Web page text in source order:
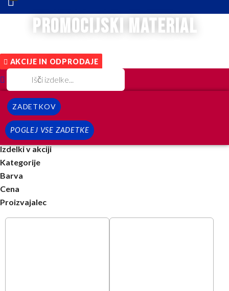
promocijski material
AKCIJE IN ODPRODAJE
ZADETKOV
POGLEJ VSE ZADETKE
Izdelki v akciji
Kategorije
Barva
Cena
Proizvajalec